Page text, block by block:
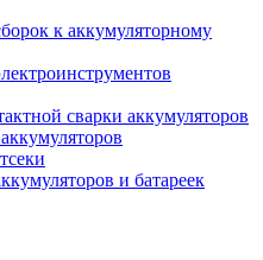
к аккумуляторному
сварки аккумуляторов
и батареек